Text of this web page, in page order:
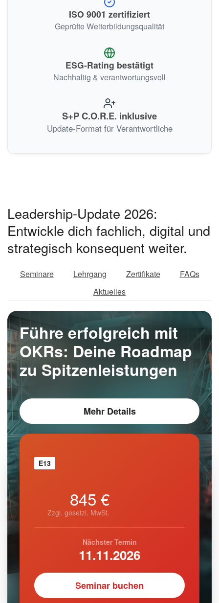
ISO 9001 zertifiziert
Geprüfte Weiterbildungsqualität
ESG-Rating bestätigt
Nachhaltig & verantwortungsvoll
S+P C.O.R.E. inklusive
Update-Format für Verantwortliche
Leadership-Update 2026:
Entwickle dich fachlich, digital und
strategisch konsequent weiter.
Seminare Lehrgang Zertifikate
FAQs
Aktuelles
Führe erfolgreich mit
OKRs: Deine Roadmap
zu Spitzenleistungen
Mehr Details
E13
845 €
Zzgl. gesetzl. MwSt.
Nächster Termin
11.11.2026
Seminar buchen